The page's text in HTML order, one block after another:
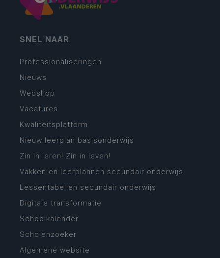
SNEL NAAR
Professionaliseringen
Nieuws
Webshop
Vacatures
Kwaliteitsplatform
Nieuw leerplan basisonderwijs
Zin in leren! Zin in leven!
Vakken en leerplannen secundair onderwijs
Lessentabellen secundair onderwijs
Digitale transformatie
Schoolkalender
Scholenzoeker
Algemene website